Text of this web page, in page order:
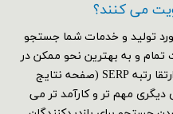
می کنند؟
تولید و خدمات شما جستجو
تمام و به بهترین نحو ممکن در
موتور های جستجو ظاهر شوید. ارتقا رتبه SERP (صفحه نتایج
دیگری مهم تر و کارآمد تر می